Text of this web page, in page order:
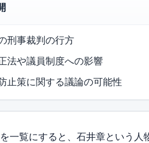
刑事裁判の行方
法や議員制度への影響
止策に関する議論の可能性
一覧にすると、石井章という人